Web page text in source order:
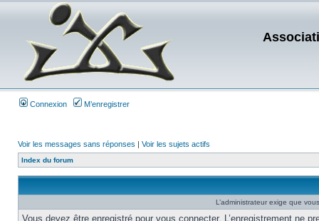
Connexion M’enregistrer
Voir les messages sans réponses | Voir les sujets actifs
Index du forum
L’administrateur exige que
Vous devez être enregistré pour vous connecter. L’enregistrement ne